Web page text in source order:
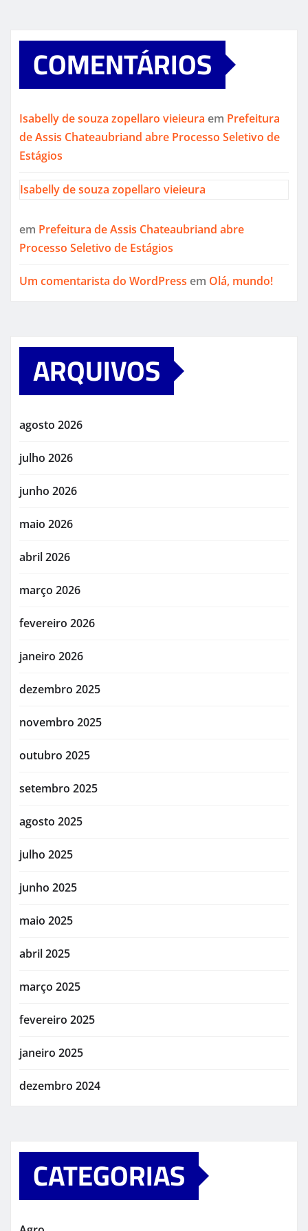
COMENTÁRIOS
Isabelly de souza zopellaro vieieura em Prefeitura
de Assis Chateaubriand abre Processo Seletivo de
Estágios
Isabelly de souza zopellaro vieieura
em Prefeitura de Assis Chateaubriand abre
Processo Seletivo de Estágios
Um comentarista do WordPress em Olá, mundo!
ARQUIVOS
agosto 2026
julho 2026
junho 2026
maio 2026
abril 2026
março 2026
fevereiro 2026
janeiro 2026
dezembro 2025
novembro 2025
outubro 2025
setembro 2025
agosto 2025
julho 2025
junho 2025
maio 2025
abril 2025
março 2025
fevereiro 2025
janeiro 2025
dezembro 2024
CATEGORIAS